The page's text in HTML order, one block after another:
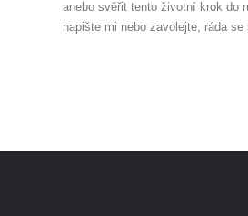
anebo svěřit tento životní krok do
napište mi nebo zavolejte, ráda